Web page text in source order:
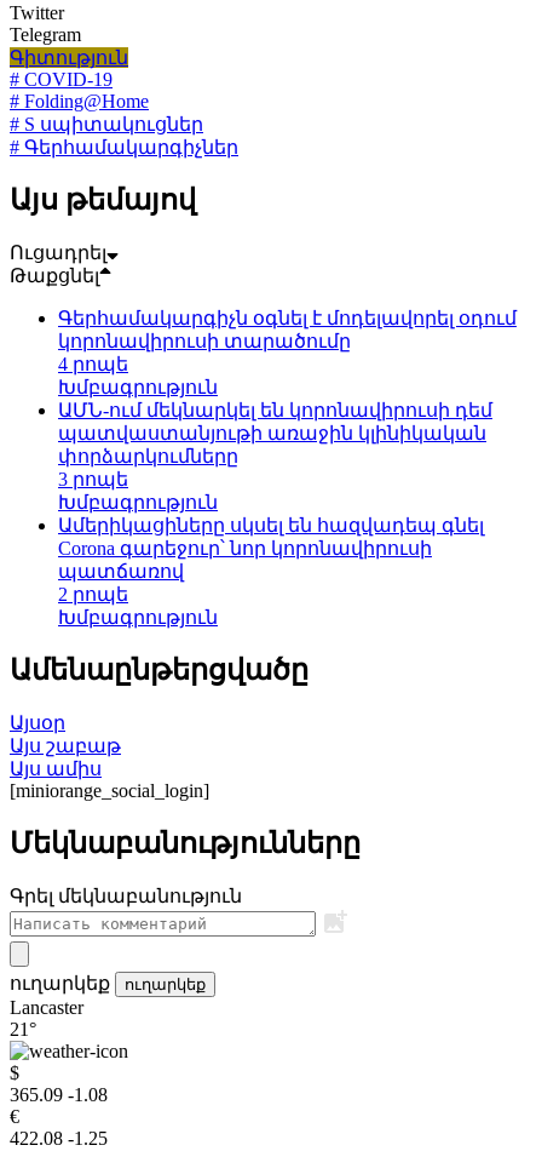
Twitter
Telegram
Գիտություն
# COVID-19
# Folding@Home
# S սպիտակուցներ
# Գերհամակարգիչներ
Այս թեմայով
Ուցադրել
Թաքցնել
Գերհամակարգիչն օգնել է մոդելավորել օդում
կորոնավիրուսի տարածումը
4 րոպե
Խմբագրություն
ԱՄՆ-ում մեկնարկել են կորոնավիրուսի դեմ
պատվաստանյութի առաջին կլինիկական
փորձարկումները
3 րոպե
Խմբագրություն
Ամերիկացիները սկսել են հազվադեպ գնել
Corona գարեջուր՝ նոր կորոնավիրուսի
պատճառով
2 րոպե
Խմբագրություն
Ամենաընթերցվածը
Այսօր
Այս շաբաթ
Այս ամիս
[miniorange_social_login]
Մեկնաբանությունները
Գրել մեկնաբանություն
ուղարկեք ուղարկեք
Lancaster
21°
$
365.09 -1.08
€
422.08 -1.25